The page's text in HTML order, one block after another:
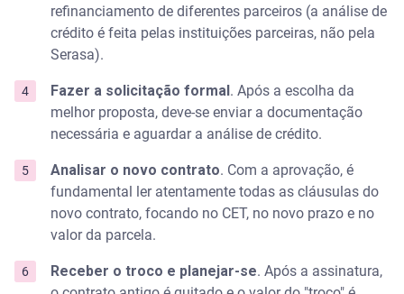
refinanciamento de diferentes parceiros (a análise de
crédito é feita pelas instituições parceiras, não pela
Serasa).
Fazer a solicitação formal . Após a escolha da
melhor proposta, deve-se enviar a documentação
necessária e aguardar a análise de crédito.
Analisar o novo contrato. Com a aprovação, é
fundamental ler atentamente todas as cláusulas do
novo contrato, focando no CET, no novo prazo e no
valor da parcela.
Receber o troco e planejar-se. Após a assinatura,